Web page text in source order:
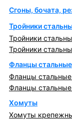
Сгоны, бочата,
Тройники
Тройники
Тройники
Фланцы стальные
Фланцы
Фланцы стальные
Хомуты
Хомуты